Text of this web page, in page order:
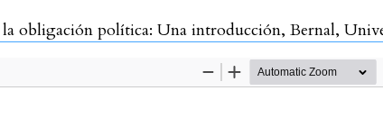
política: Una introducción, Bernal,